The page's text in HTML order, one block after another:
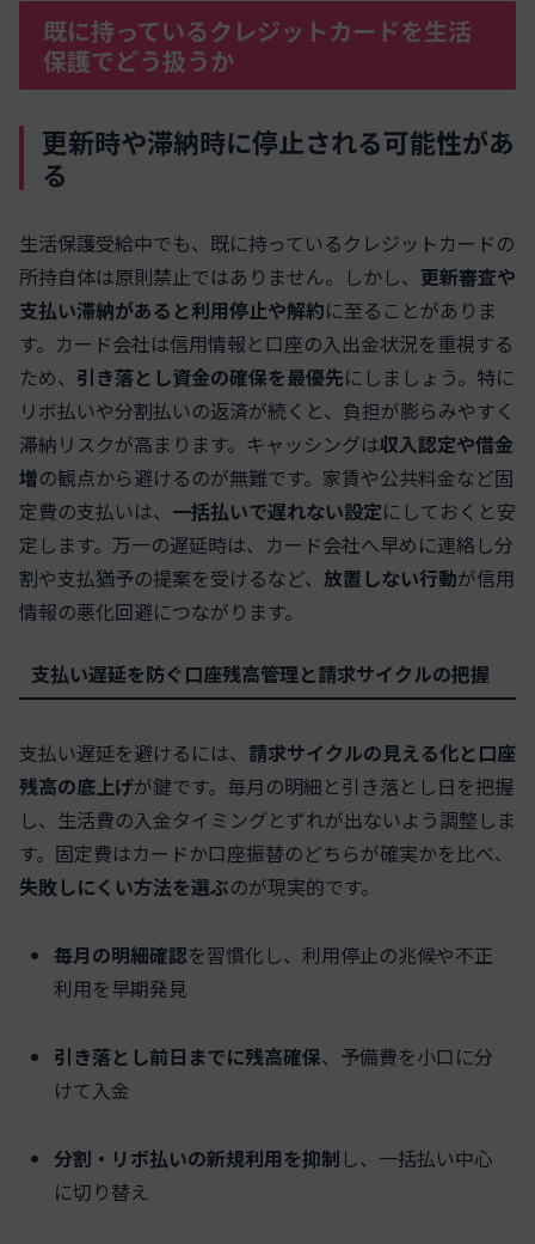
既に持っているクレジットカードを生活
保護でどう扱うか
更新時や滞納時に停止される可能性があ
る
生活保護受給中でも、既に持っているクレジットカードの
所持自体は原則禁止ではありません。しかし、 更新審査や
支払い滞納があると利用停止や解約に至ることがありま
す。カード会社は信用情報と口座の入出金状況を重視する
ため、 引き落とし資金の確保を最優先にしましょう。特に
リボ払いや分割払いの返済が続くと、負担が膨らみやすく
滞納リスクが高まります。キャッシングは収入認定や借金
増の観点から避けるのが無難です。家賃や公共料金など固
定費の支払いは、 一括払いで遅れない設定にしておくと安
定します。万一の遅延時は、カード会社へ早めに連絡し分
割や支払猶予の提案を受けるなど、 放置しない行動が信用
情報の悪化回避につながります。
支払い遅延を防ぐ口座残高管理と請求サイクルの把握
支払い遅延を避けるには、 請求サイクルの見える化と口座
残高の底上げが鍵です。毎月の明細と引き落とし日を把握
し、生活費の入金タイミングとずれが出ないよう調整しま
す。固定費はカードか口座振替のどちらが確実かを比べ、
失敗しにくい方法を選ぶのが現実的です。
毎月の明細確認を習慣化し、利用停止の兆候や不正
利用を早期発見
引き落とし前日までに残高確保、予備費を小口に分
けて入金
分割・リボ払いの新規利用を抑制 し、一括払い中心
に切り替え